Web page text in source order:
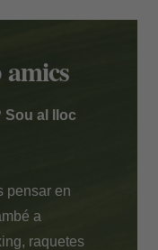
Sou al lloc
pensar en
a
raquetes